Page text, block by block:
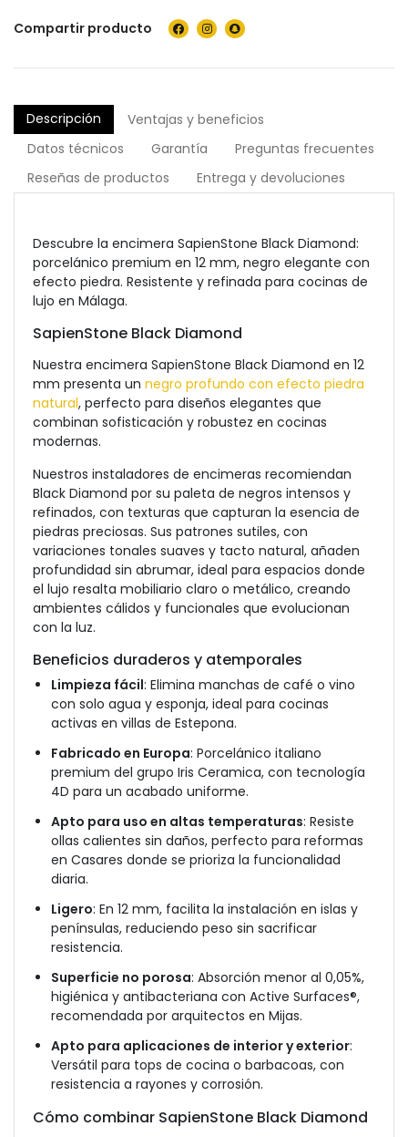
Compartir producto
Descripción
Ventajas y beneficios
Datos técnicos
Garantía
Preguntas frecuentes
Reseñas de productos
Entrega y devoluciones
Descubre la encimera SapienStone Black Diamond:
porcelánico premium en 12 mm, negro elegante con
efecto piedra. Resistente y refinada para cocinas de
lujo en Málaga.
SapienStone Black Diamond
Nuestra encimera SapienStone Black Diamond en 12
mm presenta un negro profundo con efecto piedra
natural, perfecto para diseños elegantes que
combinan sofisticación y robustez en cocinas
modernas.
Nuestros instaladores de encimeras recomiendan
Black Diamond por su paleta de negros intensos y
refinados, con texturas que capturan la esencia de
piedras preciosas. Sus patrones sutiles, con
variaciones tonales suaves y tacto natural, añaden
profundidad sin abrumar, ideal para espacios donde
el lujo resalta mobiliario claro o metálico, creando
ambientes cálidos y funcionales que evolucionan
con la luz.
Beneficios duraderos y atemporales
Limpieza fácil: Elimina manchas de café o vino
con solo agua y esponja, ideal para cocinas
activas en villas de Estepona.
Fabricado en Europa: Porcelánico italiano
premium del grupo Iris Ceramica, con tecnología
4D para un acabado uniforme.
Apto para uso en altas temperaturas: Resiste
ollas calientes sin daños, perfecto para reformas
en Casares donde se prioriza la funcionalidad
diaria.
Ligero: En 12 mm, facilita la instalación en islas y
penínsulas, reduciendo peso sin sacrificar
resistencia.
Superficie no porosa: Absorción menor al 0,05%,
higiénica y antibacteriana con Active Surfaces®,
recomendada por arquitectos en Mijas.
Apto para aplicaciones de interior y exterior:
Versátil para tops de cocina o barbacoas, con
resistencia a rayones y corrosión.
Cómo combinar SapienStone Black Diamond